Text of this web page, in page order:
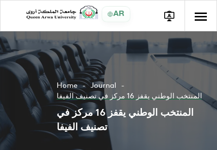
AR
Home
Journal
المنتخب الوطني يقفز 16 مركز في تصنيف الفيفا
المنتخب الوطني يقفز 16 مركز في
تصنيف الفيفا